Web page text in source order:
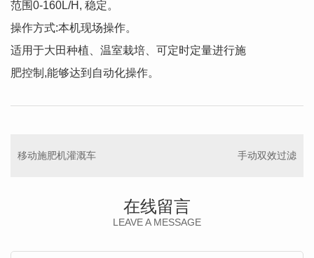
范围0-160L/H, 稳定。
操作方式:本机现场操作。
适用于大田种植、温室栽培、可定时定量进行施
肥控制,能够达到自动化操作。
移动施肥机灌溉车 手动双效过滤
在线留言
LEAVE A MESSAGE